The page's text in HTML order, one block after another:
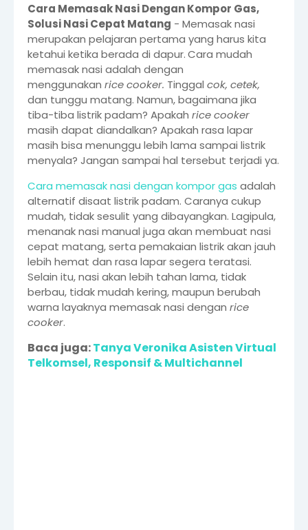
Cara Memasak Nasi Dengan Kompor Gas,
Solusi Nasi Cepat Matang - Memasak nasi
merupakan pelajaran pertama yang harus kita
ketahui ketika berada di dapur.Cara mudah
memasak nasi adalah dengan
menggunakan rice cooker. Tinggal cok, cetek,
dan tunggu matang. Namun, bagaimana jika
tiba-tiba listrik padam? Apakah rice cooker
masih dapat diandalkan? Apakah rasa lapar
masih bisa menunggu lebih lama sampai listrik
menyala? Jangan sampai hal tersebut terjadi ya.
Cara memasak nasi dengan kompor gas adalah
alternatif disaat listrik padam. Caranya cukup
mudah, tidak sesulit yang dibayangkan. Lagipula,
menanak nasi manual juga akan membuat nasi
cepat matang, serta pemakaian listrik akan jauh
lebih hemat dan rasa lapar segera teratasi.
Selain itu, nasi akan lebih tahan lama, tidak
berbau, tidak mudah kering, maupun berubah
warna layaknya memasak nasi dengan rice
cooker.
Baca juga:Tanya Veronika Asisten Virtual
Telkomsel, Responsif & Multichannel